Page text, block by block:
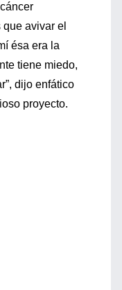
avivar el
ésa era la
tiene miedo,
dijo enfático
proyecto.